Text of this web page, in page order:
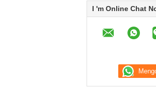
I 'm Online Chat